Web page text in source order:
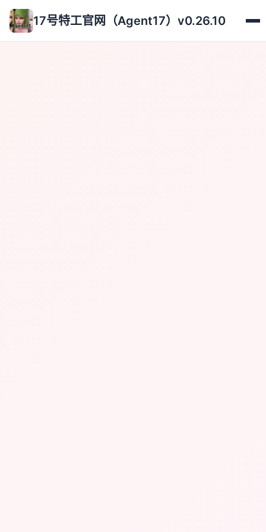
17号特工官网（Agent17）v0.26.10